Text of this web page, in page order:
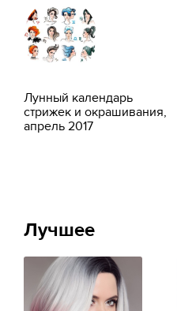
Лунный календарь
стрижек и окрашивания,
апрель 2017
Лучшее